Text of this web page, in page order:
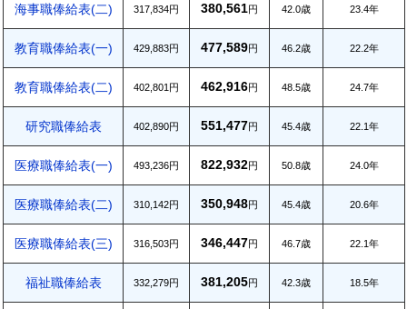
海事職俸給表(二) 317,834円 380,561円 42.0歳 23.4年
教育職俸給表(一) 429,883円 477,589円 46.2歳 22.2年
教育職俸給表(二) 402,801円 462,916円 48.5歳 24.7年
研究職俸給表 402,890円 551,477円 45.4歳 22.1年
医療職俸給表(一) 493,236円 822,932円 50.8歳 24.0年
医療職俸給表(二) 310,142円 350,948円 45.4歳 20.6年
医療職俸給表(三) 316,503円 346,447円 46.7歳 22.1年
福祉職俸給表 332,279円 381,205円 42.3歳 18.5年